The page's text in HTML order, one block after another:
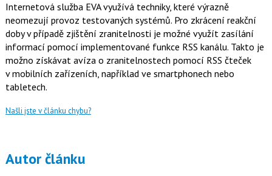
Internetová služba EVA využívá techniky, které výrazně
neomezují provoz testovaných systémů. Pro zkrácení reakční
doby v případě zjištění zranitelnosti je možné využít zasílání
informací pomocí implementované funkce RSS kanálu. Takto je
možno získávat avíza o zranitelnostech pomocí RSS čteček
v mobilních zařízeních, například ve smartphonech nebo
tabletech.
Našli jste v článku chybu?
Autor článku